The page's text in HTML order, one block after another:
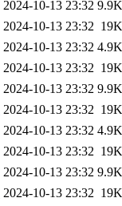
2024-10-13 23:32 9.9K
2024-10-13 23:32 19K
2024-10-13 23:32 4.9K
2024-10-13 23:32 19K
2024-10-13 23:32 9.9K
2024-10-13 23:32 19K
2024-10-13 23:32 4.9K
2024-10-13 23:32 19K
2024-10-13 23:32 9.9K
2024-10-13 23:32 19K